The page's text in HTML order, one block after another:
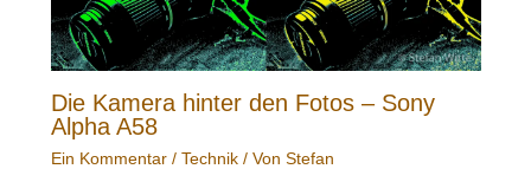
Die Kamera hinter den Fotos – Sony
Alpha A58
Ein Kommentar / Technik/ Von Stefan